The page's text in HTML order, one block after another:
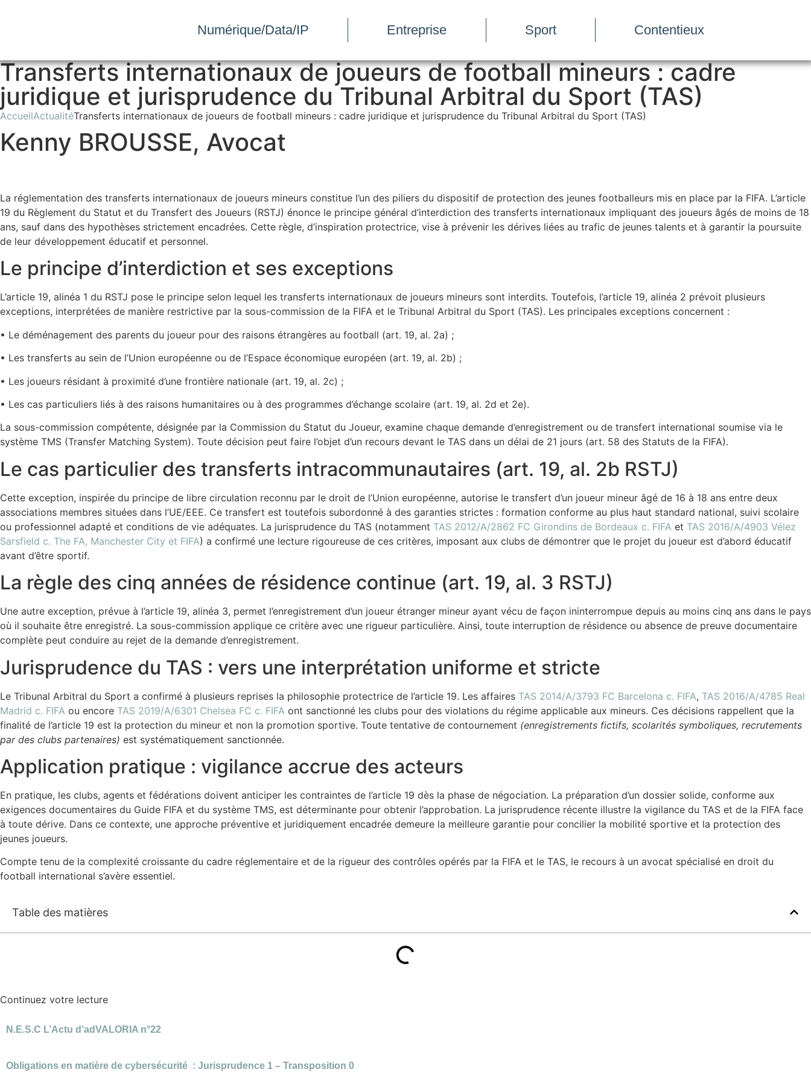
Numérique/Data/IP Entreprise Sport Contentieux
Transferts internationaux de joueurs de football mineurs : cadre
juridique et jurisprudence du Tribunal Arbitral du Sport (TAS)
AccueilActualitéTransferts internationaux de joueurs de football mineurs : cadre juridique et jurisprudence du Tribunal Arbitral du Sport (TAS)
Kenny BROUSSE, Avocat
La réglementation des transferts internationaux de joueurs mineurs constitue l’un des piliers du dispositif de protection des jeunes footballeurs mis en place par la FIFA. L’article
19 du Règlement du Statut et du Transfert des Joueurs (RSTJ) énonce le principe général d’interdiction des transferts internationaux impliquant des joueurs âgés de moins de 18
ans, sauf dans des hypothèses strictement encadrées. Cette règle, d’inspiration protectrice, vise à prévenir les dérives liées au trafic de jeunes talents et à garantir la poursuite
de leur développement éducatif et personnel.
Le principe d’interdiction et ses exceptions
L’article 19, alinéa 1 du RSTJ pose le principe selon lequel les transferts internationaux de joueurs mineurs sont interdits. Toutefois, l’article 19, alinéa 2 prévoit plusieurs
exceptions, interprétées de manière restrictive par la sous-commission de la FIFA et le Tribunal Arbitral du Sport (TAS). Les principales exceptions concernent :
• Le déménagement des parents du joueur pour des raisons étrangères au football (art. 19, al. 2a) ;
• Les transferts au sein de l’Union européenne ou de l’Espace économique européen (art. 19, al. 2b) ;
• Les joueurs résidant à proximité d’une frontière nationale (art. 19, al. 2c) ;
• Les cas particuliers liés à des raisons humanitaires ou à des programmes d’échange scolaire (art. 19, al. 2d et 2e).
La sous-commission compétente, désignée par la Commission du Statut du Joueur, examine chaque demande d’enregistrement ou de transfert international soumise via le
système TMS (Transfer Matching System). Toute décision peut faire l’objet d’un recours devant le TAS dans un délai de 21 jours (art. 58 des Statuts de la FIFA).
Le cas particulier des transferts intracommunautaires (art. 19, al. 2b RSTJ)
Cette exception, inspirée du principe de libre circulation reconnu par le droit de l’Union européenne, autorise le transfert d’un joueur mineur âgé de 16 à 18 ans entre deux
associations membres situées dans l’UE/EEE. Ce transfert est toutefois subordonné à des garanties strictes : formation conforme au plus haut standard national, suivi scolaire
ou professionnel adapté et conditions de vie adéquates. La jurisprudence du TAS (notamment TAS 2012/A/2862 FC Girondins de Bordeaux c. FIFA et TAS 2016/A/4903 Vélez
Sarsfield c. The FA, Manchester City et FIFA) a confirmé une lecture rigoureuse de ces critères, imposant aux clubs de démontrer que le projet du joueur est d’abord éducatif
avant d’être sportif.
La règle des cinq années de résidence continue (art. 19, al. 3 RSTJ)
Une autre exception, prévue à l’article 19, alinéa 3, permet l’enregistrement d’un joueur étranger mineur ayant vécu de façon ininterrompue depuis au moins cinq ans dans le pays
où il souhaite être enregistré. La sous-commission applique ce critère avec une rigueur particulière. Ainsi, toute interruption de résidence ou absence de preuve documentaire
complète peut conduire au rejet de la demande d’enregistrement.
Jurisprudence du TAS : vers une interprétation uniforme et stricte
Le Tribunal Arbitral du Sport a confirmé à plusieurs reprises la philosophie protectrice de l’article 19. Les affaires TAS 2014/A/3793 FC Barcelona c. FIFA, TAS 2016/A/4785 Real
Madrid c. FIFA ou encore TAS 2019/A/6301 Chelsea FC c. FIFA ont sanctionné les clubs pour des violations du régime applicable aux mineurs. Ces décisions rappellent que la
finalité de l’article 19 est la protection du mineur et non la promotion sportive. Toute tentative de contournement (enregistrements fictifs, scolarités symboliques, recrutements
par des clubs partenaires) est systématiquement sanctionnée.
Application pratique : vigilance accrue des acteurs
En pratique, les clubs, agents et fédérations doivent anticiper les contraintes de l’article 19 dès la phase de négociation. La préparation d’un dossier solide, conforme aux
exigences documentaires du Guide FIFA et du système TMS, est déterminante pour obtenir l’approbation. La jurisprudence récente illustre la vigilance du TAS et de la FIFA face
à toute dérive. Dans ce contexte, une approche préventive et juridiquement encadrée demeure la meilleure garantie pour concilier la mobilité sportive et la protection des
jeunes joueurs.
Compte tenu de la complexité croissante du cadre réglementaire et de la rigueur des contrôles opérés par la FIFA et le TAS, le recours à un avocat spécialisé en droit du
football international s’avère essentiel.
Table des matières
Continuez votre lecture
N.E.S.C L’Actu d’adVALORIA n°22
Obligations en matière de cybersécurité : Jurisprudence 1 – Transposition 0